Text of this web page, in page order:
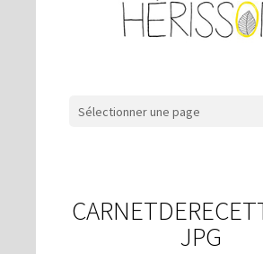
Sélectionner une page
JPG